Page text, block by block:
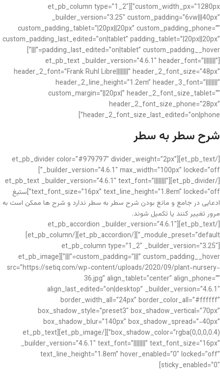
custom_width_px=”1280px”][et_pb_column type=”1_2″
_builder_version=”3.25″ custom_padding=”6vw|||40px”
custom_padding_tablet=”|20px||20px” custom_padding_phone=””
custom_padding_last_edited=”on|tablet” padding_tablet=”|20px||20px”
padding_last_edited=”on|tablet” custom_padding__hover=”|||”]
[et_pb_text _builder_version=”4.6.1″ header_font=”||||||||”
header_2_font=”Frank Ruhl Libre||||||||” header_2_font_size=”48px”
header_2_line_height=”1.2em” header_3_font=”||||||||”
custom_margin=”||20px|” header_2_font_size_tablet=””
header_2_font_size_phone=”28px”
header_2_font_size_last_edited=”on|phone”]
شرح سطر به سطر
[/et_pb_text][et_pb_divider color=”#979797″ divider_weight=”2px”
_builder_version=”4.6.1″ max_width=”100px” locked=”off”]
[/et_pb_divider][et_pb_text _builder_version=”4.6.1″ text_font=”||||||||”
text_font_size=”16px” text_line_height=”1.8em” locked=”off”]ستیغ
ادعایی در جامع و مانع بودن شرح سطر به سطر ندارد و شرح ها ممکن است به
مرور تغییر کنند یا تکمیل شوند.
[/et_pb_text][et_pb_accordion _builder_version=”4.6.1″
_module_preset=”default”][/et_pb_accordion][/et_pb_column]
[et_pb_column type=”1_2″ _builder_version=”3.25″
custom_padding=”|||” custom_padding__hover=”|||”][et_pb_image
src=”https://setiq.com/wp-content/uploads/2020/09/plant-nursery-
36.jpg” align_tablet=”center” align_phone=””
align_last_edited=”on|desktop” _builder_version=”4.6.1″
border_width_all=”24px” border_color_all=”#ffffff”
box_shadow_style=”preset3″ box_shadow_vertical=”70px”
box_shadow_blur=”140px” box_shadow_spread=”-40px”
box_shadow_color=”rgba(0,0,0,0.4)”][/et_pb_image][et_pb_text
_builder_version=”4.6.1″ text_font=”||||||||” text_font_size=”16px”
text_line_height=”1.8em” hover_enabled=”0″ locked=”off”
sticky_enabled=”0″]